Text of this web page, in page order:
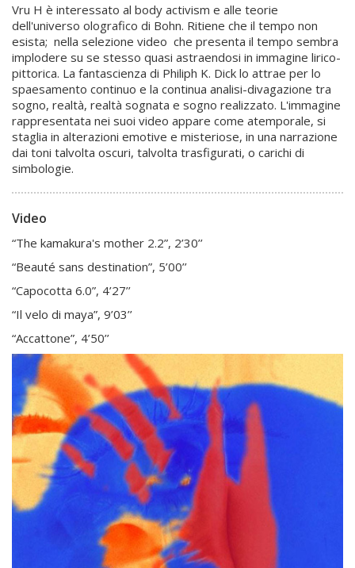
Vru H è interessato al body activism e alle teorie
dell'universo olografico di Bohn. Ritiene che il tempo non
esista; nella selezione video che presenta il tempo sembra
implodere su se stesso quasi astraendosi in immagine lirico-
pittorica. La fantascienza di Philiph K. Dick lo attrae per lo
spaesamento continuo e la continua analisi-divagazione tra
sogno, realtà, realtà sognata e sogno realizzato. L'immagine
rappresentata nei suoi video appare come atemporale, si
staglia in alterazioni emotive e misteriose, in una narrazione
dai toni talvolta oscuri, talvolta trasfigurati, o carichi di
simbologie.
Video
“The kamakura's mother 2.2”, 2’30’’
“Beauté sans destination”, 5’00’’
“Capocotta 6.0”, 4’27’’
“Il velo di maya”, 9’03’’
“Accattone”, 4’50’’